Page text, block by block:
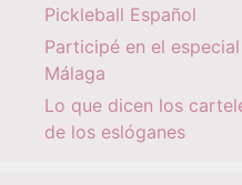
Pickleball Español
Participé en el
Málaga
Lo que dicen los
de los eslóganes